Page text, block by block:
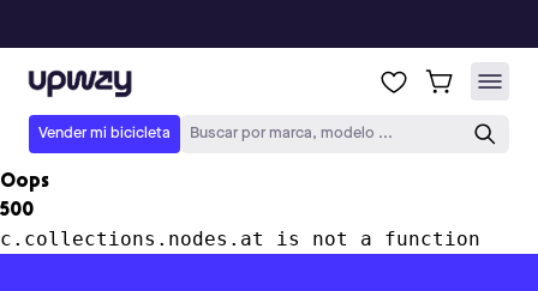
Upway
Vender mi bicicleta Buscar por marca, modelo ...
Oops
500
c.collections.nodes.at is not a function